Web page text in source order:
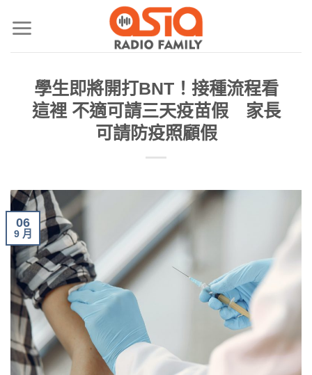
學生即將開打BNT！接種流程看
這裡 不適可請三天疫苗假 家長
可請防疫照顧假
06
9 月